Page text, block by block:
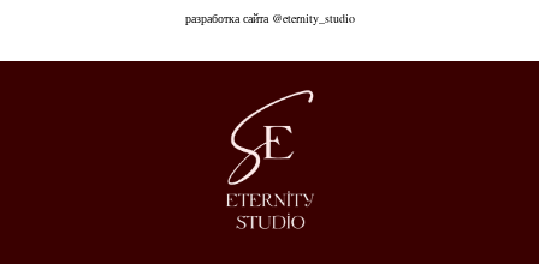
разработка сайта @eternity_studio